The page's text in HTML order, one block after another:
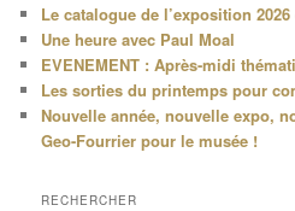
Le catalogue de l’exposition
Une heure avec Paul Moal
EVENEMENT : Après-midi
Les sorties du printemps pour
Nouvelle année, nouvelle expo,
Geo-Fourrier pour le musée !
RECHERCHER